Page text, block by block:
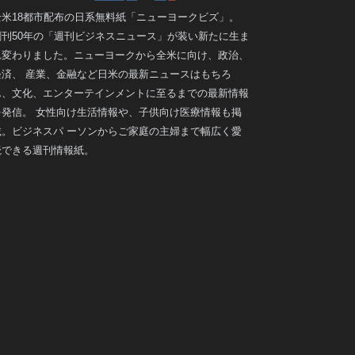
18都市配布の日系無料紙「ニューヨークビズ」。
50年の「週刊ビジネスニュース」が装い新たに生ま
わりました。ニューヨークから全米に向け、政治、
、 産業、金融など日米の最新ニュースはもちろ
文化、エンターテインメントに至るまでの最新情報
信。 女性向け生活情報や、子供向け医療情報も掲
ビジネスパ ーソンからご家庭の主婦まで幅広く愛
きる週刊情報紙。